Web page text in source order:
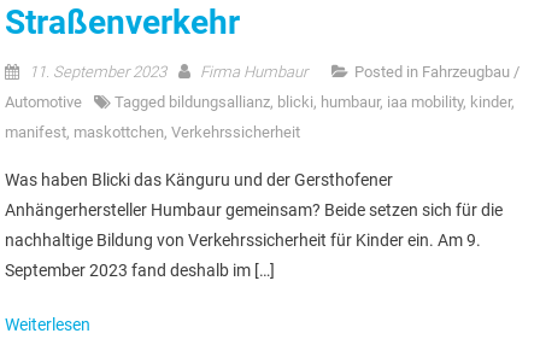
Straßenverkehr
11. September 2023 Firma Humbaur Posted in Fahrzeugbau /
Automotive
Tagged bildungsallianz, blicki, humbaur, iaa mobility, kinder,
manifest, maskottchen,Verkehrssicherheit
Was haben Blicki das Känguru und der Gersthofener
Anhängerhersteller Humbaur gemeinsam? Beide setzen sich für die
nachhaltige Bildung von Verkehrssicherheit für Kinder ein. Am 9.
September 2023 fand deshalb im […]
Weiterlesen